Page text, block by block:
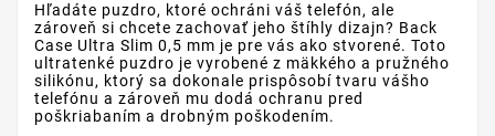
Hľadáte puzdro, ktoré ochráni váš telefón, ale
zároveň si chcete zachovať jeho štíhly dizajn? Back
Case Ultra Slim 0,5 mm je pre vás ako stvorené. Toto
ultratenké puzdro je vyrobené z mäkkého a pružného
silikónu, ktorý sa dokonale prispôsobí tvaru vášho
telefónu a zároveň mu dodá ochranu pred
poškriabaním a drobným poškodením.